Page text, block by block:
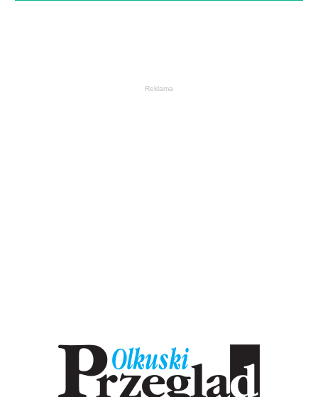
Reklama